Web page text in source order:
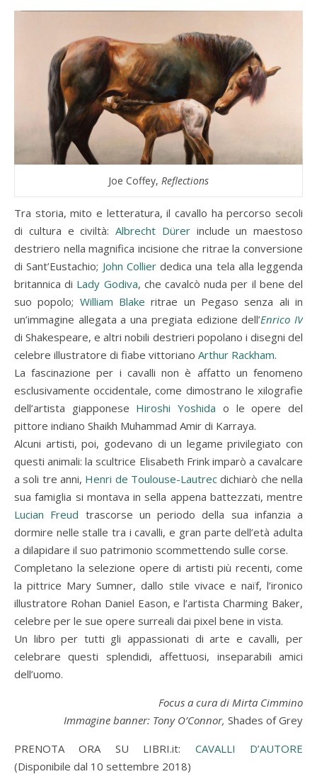
Joe Coffey, Reflections
Tra storia, mito e letteratura, il cavallo ha percorso secoli
di cultura e civiltà: Albrecht Dürerinclude un maestoso
destriero nella magnifica incisione che ritrae la conversione
di Sant’Eustachio; John Collierdedica una tela alla leggenda
britannica di Lady Godiva, che cavalcò nuda per il bene del
suo popolo; William Blake ritrae un Pegaso senza ali in
un’immagine allegata a una pregiata edizione dell’Enrico IV
di Shakespeare, e altri nobili destrieri popolano i disegni del
celebre illustratore di fiabe vittoriano Arthur Rackham.
La fascinazione per i cavalli non è affatto un fenomeno
esclusivamente occidentale, come dimostrano le xilografie
dell’artista giapponese Hiroshi Yoshida o le opere del
pittore indiano Shaikh Muhammad Amir di Karraya.
Alcuni artisti, poi, godevano di un legame privilegiato con
questi animali: la scultrice Elisabeth Frink imparò a cavalcare
a soli tre anni, Henri de Toulouse-Lautrec dichiarò che nella
sua famiglia si montava in sella appena battezzati, mentre
Lucian Freud trascorse un periodo della sua infanzia a
dormire nelle stalle tra i cavalli, e gran parte dell’età adulta
a dilapidare il suo patrimonio scommettendo sulle corse.
Completano la selezione opere di artisti più recenti, come
la pittrice Mary Sumner, dallo stile vivace e naïf, l’ironico
illustratore Rohan Daniel Eason, e l’artista Charming Baker,
celebre per le sue opere surreali dai pixel bene in vista.
Un libro per tutti gli appassionati di arte e cavalli, per
celebrare questi splendidi, affettuosi, inseparabili amici
dell’uomo.
Focus a cura di Mirta Cimmino
Immagine banner: Tony O’Connor, Shades of Grey
PRENOTA ORA SU LIBRI.it: CAVALLI D’AUTORE
(Disponibile dal 10 settembre 2018)